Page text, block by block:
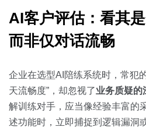
AI客户评估：看其
而非仅对话流畅
企业在选型AI陪练系统时，常犯
天流畅度”，却忽视了业务质疑的
解训练对手，应当像经验丰富的
述功能时，立即捕捉到逻辑漏洞